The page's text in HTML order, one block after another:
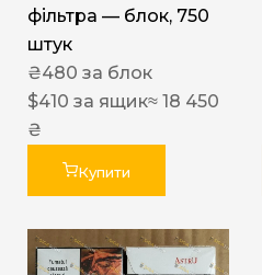
фільтра — блок, 750
штук
₴480 за блок
$410 за ящик≈ 18 450
₴
Купити